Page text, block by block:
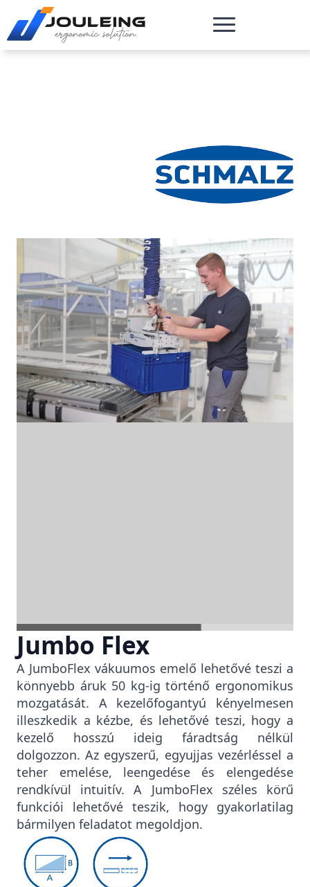
Jumbo Flex
A JumboFlex vákuumos emelő lehetővé teszi a
könnyebb áruk 50 kg-ig történő ergonomikus
mozgatását. A kezelőfogantyú kényelmesen
illeszkedik a kézbe, és lehetővé teszi, hogy a
kezelő hosszú ideig fáradtság nélkül
dolgozzon. Az egyszerű, egyujjas vezérléssel a
teher emelése, leengedése és elengedése
rendkívül intuitív. A JumboFlex széles körű
funkciói lehetővé teszik, hogy gyakorlatilag
bármilyen feladatot megoldjon.